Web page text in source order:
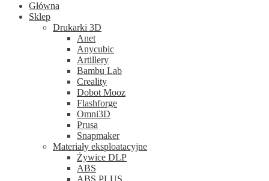
Główna
Sklep
Drukarki 3D
Anet
Anycubic
Artillery
Bambu Lab
Creality
Dobot Mooz
Flashforge
Omni3D
Prusa
Snapmaker
Materiały eksploatacyjne
Żywice DLP
ABS
ABS PLUS